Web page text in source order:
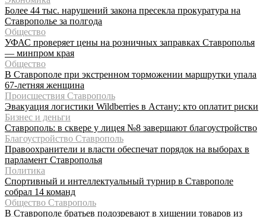
Более 44 тыс. нарушений закона пресекла прокуратура на
Ставрополье за полгода
Общество
УФАС проверяет цены на розничных заправках Ставрополья
— минпром края
Общество
В Ставрополе при экстренном торможении маршрутки упала
67-летняя женщина
Происшествия Ставрополь
Эвакуация логистики Wildberries в Астану: кто оплатит риски
Бизнес и деньги
Ставрополь: в сквере у лицея №8 завершают благоустройство
Благоустройство Ставрополь
Правоохранители и власти обеспечат порядок на выборах в
парламент Ставрополья
Политика
Спортивный и интеллектуальный турнир в Ставрополе
собрал 14 команд
Общество Ставрополь
В Ставрополе братьев подозревают в хищении товаров из